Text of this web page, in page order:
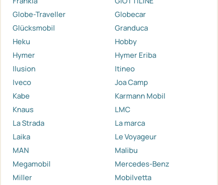
Globe-Traveller
Globecar
Glücksmobil
Granduca
Heku
Hobby
Hymer
Hymer Eriba
Ilusion
Itineo
Iveco
Joa Camp
Kabe
Karmann Mobil
Knaus
LMC
La Strada
La marca
Laika
Le Voyageur
MAN
Malibu
Megamobil
Mercedes-Benz
Miller
Mobilvetta